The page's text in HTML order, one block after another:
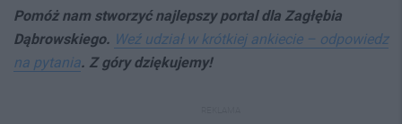
Pomóż nam stworzyć najlepszy portal dla Zagłębia
Dąbrowskiego. Weź udział w krótkiej ankiecie – odpowiedz
na pytania. Z góry dziękujemy!